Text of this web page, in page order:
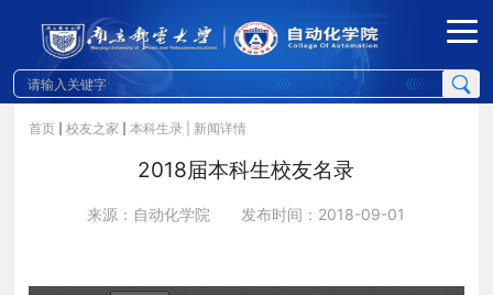
首页 校友之家 本科生录 | 新闻详情
2018届本科生校友名录
来源：自动化学院 发布时间：2018-09-01